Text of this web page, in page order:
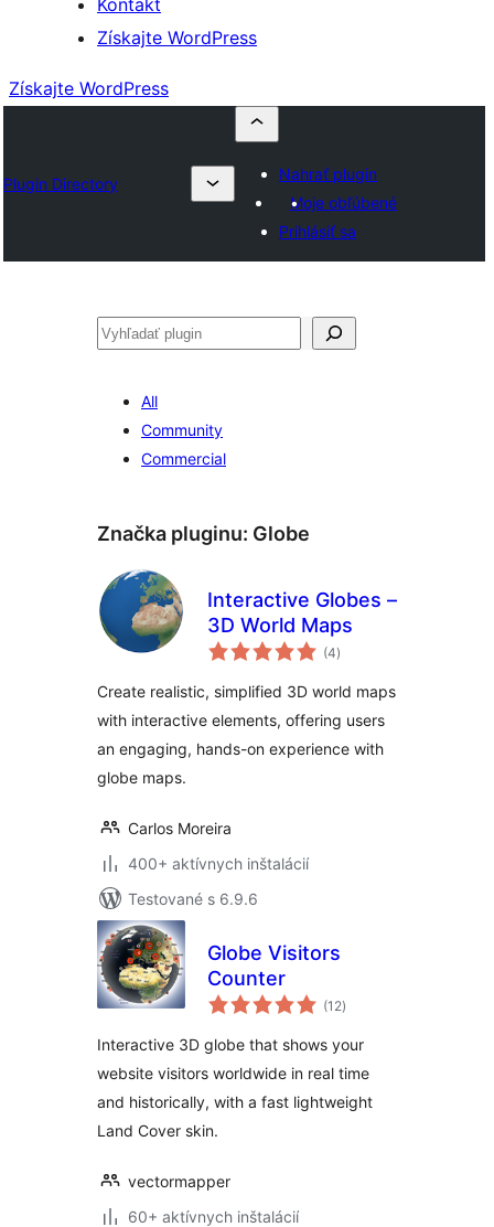
Kontakt
Získajte WordPress
Získajte WordPress
Plugin Directory
Nahrať plugin
Moje obľúbené
Prihlásiť sa
Hľadať
All
Community
Commercial
Značka pluginu: Globe
Interactive Globes –
3D World Maps
(4celkové
hodnotenie
)
Create realistic, simplified 3D world maps
with interactive elements, offering users
an engaging, hands-on experience with
globe maps.
Carlos Moreira
400+ aktívnych inštalácií
Testované s 6.9.6
Globe Visitors
Counter
(12celkové
hodnotenie
)
Interactive 3D globe that shows your
website visitors worldwide in real time
and historically, with a fast lightweight
Land Cover skin.
vectormapper
60+ aktívnych inštalácií